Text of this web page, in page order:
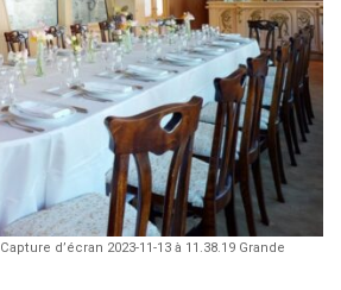
Capture d’écran 2023-11-13 à 11.38.19 Grande